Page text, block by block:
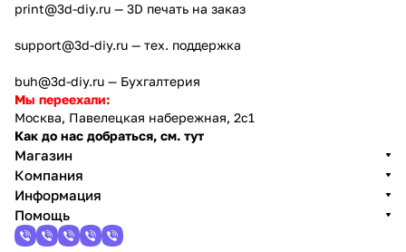
print@3d-diy.ru — 3D печать на заказ
support@3d-diy.ru — тех. поддержка
buh@3d-diy.ru — Бухгалтерия
Мы переехали:
Москва, Павелецкая набережная, 2с1
Как до нас добраться, см. тут
Магазин
Компания
Информация
Помощь